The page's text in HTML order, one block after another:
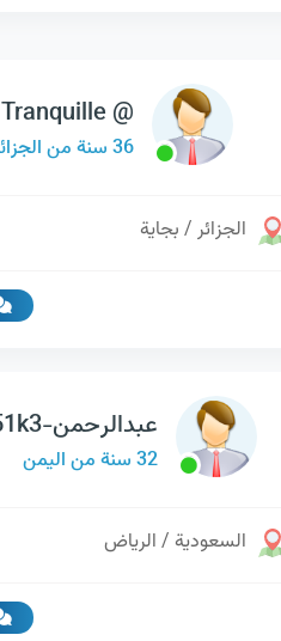
Tranquille @
36 سنة من الجزائر
الجزائر / بجاية
عبدالرحمن-551k3
32 سنة من اليمن
السعودية / الرياض